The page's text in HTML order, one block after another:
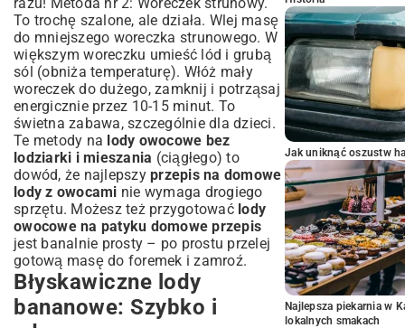
To trochę szalone, ale działa. Wlej masę
do mniejszego woreczka strunowego. W
większym woreczku umieść lód i grubą
sól (obniża temperaturę). Włóż mały
woreczek do dużego, zamknij i potrząsaj
energicznie przez 10-15 minut. To
świetna zabawa, szczególnie dla dzieci.
Te metody na lody owocowe bez
lodziarki i mieszania (ciągłego) to
dowód, że najlepszy przepis na domowe
lody z owocami nie wymaga drogiego
sprzętu. Możesz też przygotować lody
owocowe na patyku domowe przepis
jest banalnie prosty – po prostu przelej
gotową masę do foremek i zamroź.
Błyskawiczne lody
bananowe: Szybko i
Jak uniknąć oszustw
Najlepsza piekarnia w
lokalnych smakach